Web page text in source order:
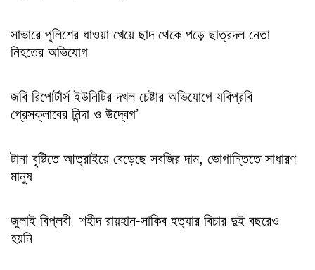
সাভারে পুলিশের ধাওয়া খেয়ে ছাদ থেকে পড়ে ছাত্রদল নেতা
নিহতের অভিযোগ
জবি রিপোর্টার্স ইউনিটির দখল চেষ্টার অভিযোগে যবিপ্রবি
প্রেসক্লাবের নিন্দা ও উদ্বেগ’
টানা বৃষ্টিতে আত্রাইয়ে বেড়েছে সবজির দাম, ভোগান্তিতে সাধারণ
মানুষ
জুলাই বিপ্লবী শহীদ রায়হান-সাকিব হত্যার বিচার দুই বছরেও
হয়নি